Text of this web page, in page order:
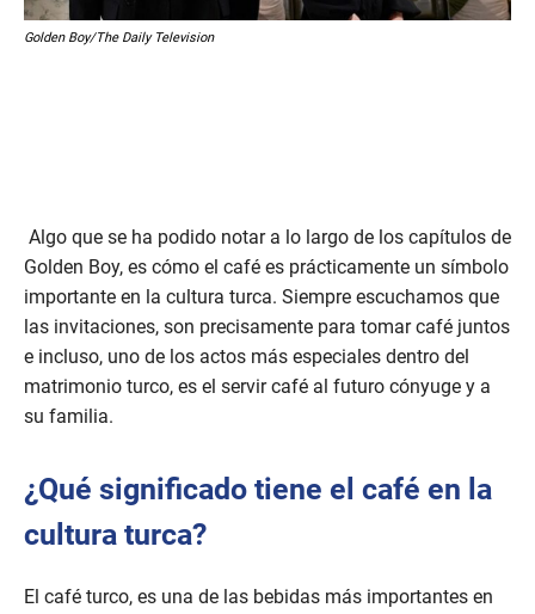
Golden Boy/The Daily Television
Algo que se ha podido notar a lo largo de los capítulos de
Golden Boy, es cómo el café es prácticamente un símbolo
importante en la cultura turca. Siempre escuchamos que
las invitaciones, son precisamente para tomar café juntos
e incluso, uno de los actos más especiales dentro del
matrimonio turco, es el servir café al futuro cónyuge y a
su familia.
¿Qué significado tiene el café en la
cultura turca?
El café turco, es una de las bebidas más importantes en